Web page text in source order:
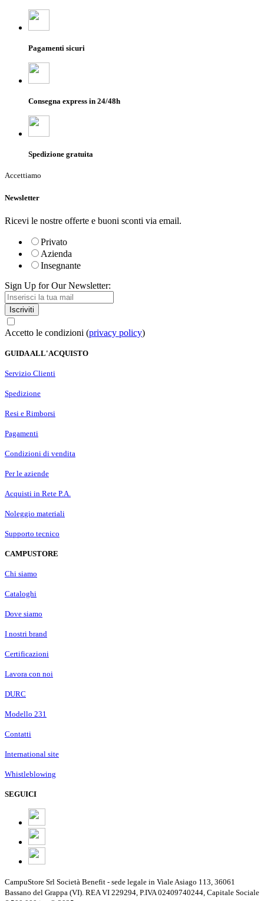
Pagamenti sicuri
Consegna express in 24/48h
Spedizione gratuita
Accettiamo
Newsletter
Ricevi le nostre offerte e buoni sconti via email.
Privato
Azienda
Insegnante
Sign Up for Our Newsletter:
Iscriviti
Accetto le condizioni (privacy policy)
GUIDA ALL'ACQUISTO
Servizio Clienti
Spedizione
Resi e Rimborsi
Pagamenti
Condizioni di vendita
Per le aziende
Acquisti in Rete P.A.
Noleggio materiali
Supporto tecnico
CAMPUSTORE
Chi siamo
Cataloghi
Dove siamo
I nostri brand
Certificazioni
Lavora con noi
DURC
Modello 231
Contatti
International site
Whistleblowing
SEGUICI
CampuStore Srl Società Benefit - sede legale in Viale Asiago 113, 36061
Bassano del Grappa (VI). REA VI 229294, P.IVA 02409740244, Capitale Sociale